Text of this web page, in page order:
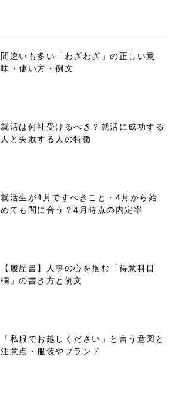
間違いも多い「わざわざ」の正しい意
味・使い方・例文
就活は何社受けるべき？就活に成功する
人と失敗する人の特徴
就活生が4月ですべきこと・4月から始
めても間に合う？4月時点の内定率
【履歴書】人事の心を掴む「得意科目
欄」の書き方と例文
「私服でお越しください」と言う意図と
注意点・服装やブランド